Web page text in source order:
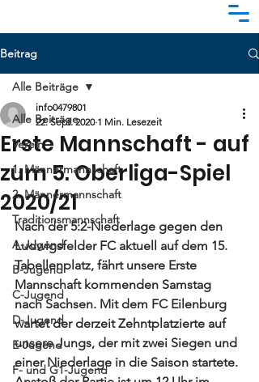
Beitrag
Alle Beiträge
Verein
1. Männermannschaft
2. Männermannschaft
Traditionsmannschaft
A-Jugend
B-Jugend
C-Jugend
D-Jugend
E-Jugend
F- und G1-Jugend
Alle Beiträge
Erste Mannschaft - auf
zum 5. Oberliga-Spiel
2020/21
info0479801
22. Sept. 2020 1 Min. Lesezeit
Nach der 5:2-Niederlage gegen den
Ludwigsfelder FC aktuell auf dem 15.
Tabellenplatz, fährt unsere Erste
Mannschaft kommenden Samstag
nach Sachsen. Mit dem FC Eilenburg
wartet der derzeit Zehntplatzierte auf
unsere Jungs, der mit zwei Siegen und
einer Niederlage in die Saison startete.